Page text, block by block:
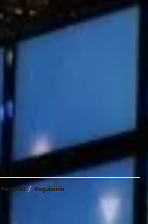
pytanie, do czego ma służyć aż tak
pikseli skoro ludzkie oko i tak nie
efektu 3D, który będzie
dzięki ogromnej rozdzielczości.
Patronat Regulamin